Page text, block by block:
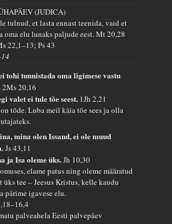
(JUDICA)
tulnud, et lasta ennast teenida, vaid et
oma elu lunaks paljude eest.Mt 20,28
22,1–13; Ps 43
tohi tunnistada oma ligimese vastu
2Ms 20,16
valet ei tule tõe seest. 1Jh 2,21
tõde. Luba meil käia tõe sees ja olla
mina olen Issand, ei ole muud
Js 43,11
ja Isa oleme üks.Jh 10,30
elame patus ning oleme määratud
üks tee – Jeesus Kristus, kelle kaudu
pärime igavese elu.
palveahela Eesti palvepäev